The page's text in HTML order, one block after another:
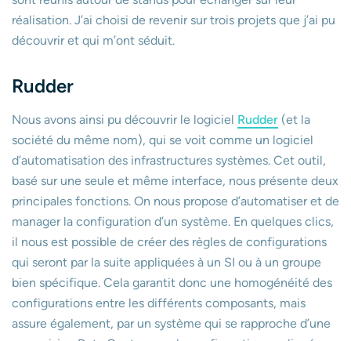
réalisation. J’ai choisi de revenir sur trois projets que j’ai pu
découvrir et qui m’ont séduit.
Rudder
Nous avons ainsi pu découvrir le logiciel Rudder (et la
société du même nom), qui se voit comme un logiciel
d’automatisation des infrastructures systèmes. Cet outil,
basé sur une seule et même interface, nous présente deux
principales fonctions. On nous propose d’automatiser et de
manager la configuration d’un système. En quelques clics,
il nous est possible de créer des règles de configurations
qui seront par la suite appliquées à un SI ou à un groupe
bien spécifique. Cela garantit donc une homogénéité des
configurations entre les différents composants, mais
assure également, par un système qui se rapproche d’une